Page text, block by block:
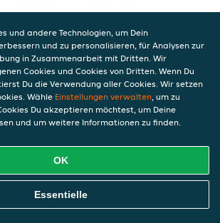
und andere Technologien, um Dein
und zu personalisieren, für Analysen zur
in Zusammenarbeit mit Dritten. Wir
Cookies und Cookies von Dritten. Wenn Du
Du die Verwendung aller Cookies. Wir setzen
Wähle Einstellungen verwalten, um zu
Du akzeptieren möchtest, um Deine
und um weitere Informationen zu finden.
OK
Essentielle